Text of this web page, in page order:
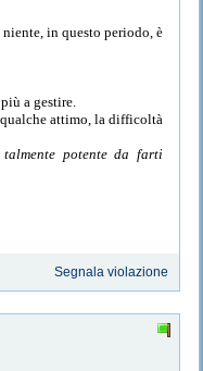
in questo periodo, è
a gestire.
attimo, la difficoltà
potente da farti
Segnala violazione